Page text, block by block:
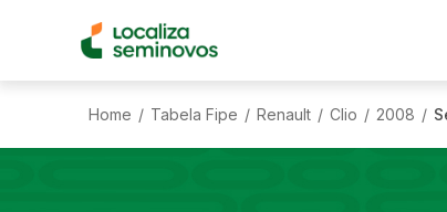
Home / Tabela Fipe / Renault / Clio / 2008 /